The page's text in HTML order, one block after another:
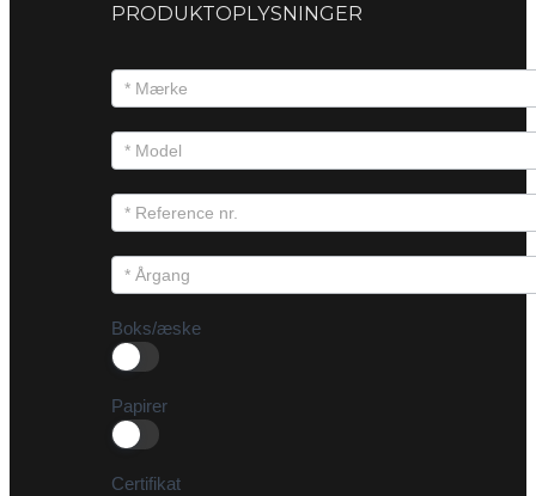
PRODUKTOPLYSNINGER
Boks/æske
Papirer
Certifikat